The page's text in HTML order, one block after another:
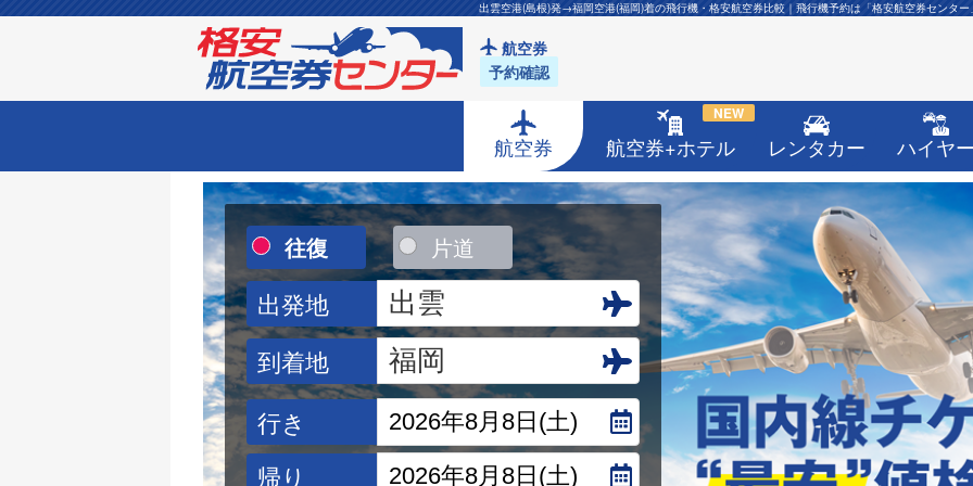
出雲空港(島根)発→福岡空港(福岡)着の飛行機・格安航空券比較｜飛行機予約は「格安航空券センター
航空券
予約確認
航空券 航空券+ホテル
NEW
レンタカー ハイヤ
往復 片道
出発地
到着地
行き
帰り